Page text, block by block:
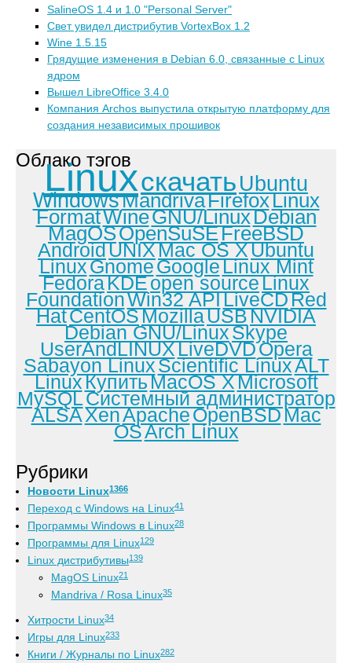
SalineOS 1.4 и 1.0 "Personal Server"
Свет увидел дистрибутив VortexBox 1.2
Wine 1.5.15
Грядущие изменения в Debian 6.0, связанные с Linux
ядром
Вышел LibreOffice 3.4.0
Компания Archos выпустила открытую платформу для
создания независимых прошивок
Облако тэгов
Linuxскачать Ubuntu
WindowsMandrivaFirefoxLinux
FormatWineGNU/LinuxDebian
MagOSOpenSuSEFreeBSD
AndroidUNIXMac OS XUbuntu
LinuxGnomeGoogleLinux Mint
FedoraKDEopen sourceLinux
FoundationWin32 APILiveCDRed
HatCentOSMozillaUSBNVIDIA
Debian GNU/LinuxSkype
UserAndLINUXLiveDVDOpera
Sabayon LinuxScientific LinuxALT
LinuxКупитьMacOS XMicrosoft
MySQLСистемный администратор
ALSAXenApacheOpenBSDMac
OSArch Linux
Рубрики
Новости Linux1366
Переход с Windows на Linux41
Программы Windows в Linux28
Программы для Linux129
Linux дистрибутивы139
MagOS Linux21
Mandriva / Rosa Linux35
Хитрости Linux34
Игры для Linux233
Книги / Журналы по Linux282